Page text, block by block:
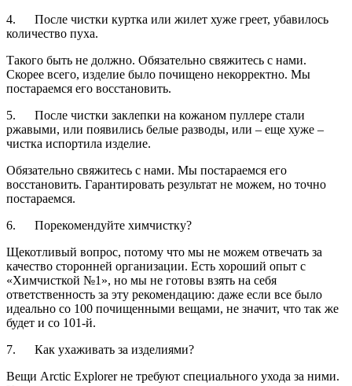
4. После чистки куртка или жилет хуже греет, убавилось
количество пуха.
Такого быть не должно. Обязательно свяжитесь с нами.
Скорее всего, изделие было почищено некорректно. Мы
постараемся его восстановить.
5. После чистки заклепки на кожаном пуллере стали
ржавыми, или появились белые разводы, или – еще хуже –
чистка испортила изделие.
Обязательно свяжитесь с нами. Мы постараемся его
восстановить. Гарантировать результат не можем, но точно
постараемся.
6. Порекомендуйте химчистку?
Щекотливый вопрос, потому что мы не можем отвечать за
качество сторонней организации. Есть хороший опыт с
«Химчисткой №1», но мы не готовы взять на себя
ответственность за эту рекомендацию: даже если все было
идеально со 100 почищенными вещами, не значит, что так же
будет и со 101-й.
7. Как ухаживать за изделиями?
Вещи Arctic Explorer не требуют специального ухода за ними.